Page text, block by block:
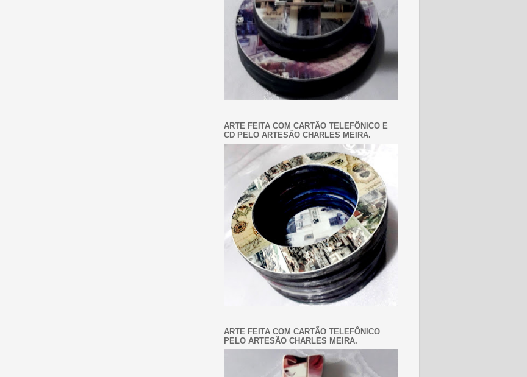
ARTE FEITA COM CARTÃO TELEFÔNICO E
CD PELO ARTESÃO CHARLES MEIRA.
ARTE FEITA COM CARTÃO TELEFÔNICO
PELO ARTESÃO CHARLES MEIRA.